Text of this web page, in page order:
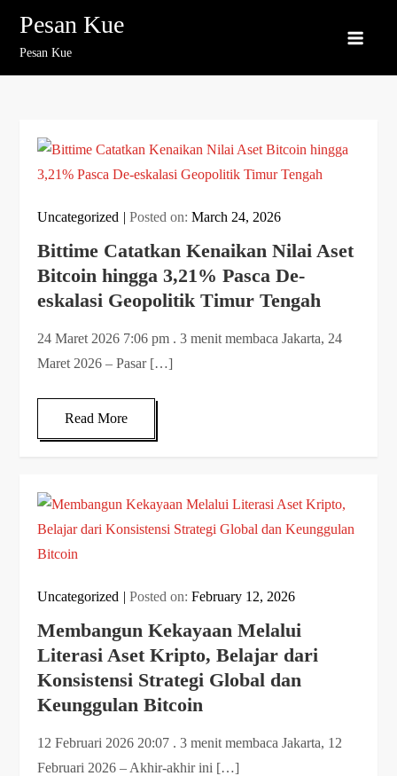
content
Pesan Kue
Pesan Kue
Uncategorized Posted on:March 24, 2026
Bittime Catatkan Kenaikan Nilai Aset
Bitcoin hingga 3,21% Pasca De-
eskalasi Geopolitik Timur Tengah
24 Maret 2026 7:06 pm . 3 menit membaca Jakarta, 24
Maret 2026 – Pasar […]
Read More
Uncategorized Posted on:February 12, 2026
Membangun Kekayaan Melalui
Literasi Aset Kripto, Belajar dari
Konsistensi Strategi Global dan
Keunggulan Bitcoin
12 Februari 2026 20:07 . 3 menit membaca Jakarta, 12
Februari 2026 – Akhir-akhir ini […]